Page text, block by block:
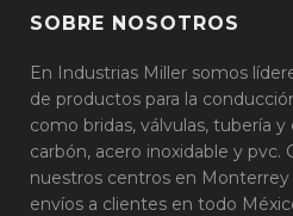
SOBRE NOSOTROS
En Industrias Miller somos
de productos para la
como bridas, válvulas, tubería
carbón, acero inoxidable y pvc.
nuestros centros en Monterrey
envíos a clientes en todo